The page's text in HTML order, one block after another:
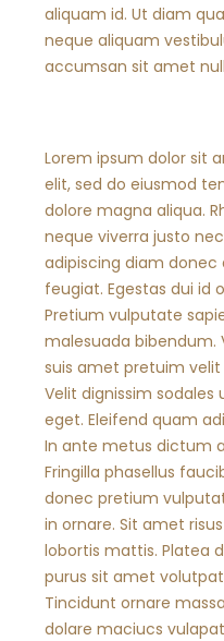
aliquam id. Ut diam
neque aliquam
accumsan sit amet
Lorem ipsum dolor sit
elit, sed do eiusmod
dolore magna aliqua.
neque viverra justo
adipiscing diam donec
feugiat. Egestas dui id
Pretium vulputate
malesuada bibendum.
suis amet pretuim velit
Velit dignissim
eget. Eleifend quam
In ante metus dictum
Fringilla phasellus
donec pretium
in ornare. Sit amet
lobortis mattis. Platea
purus sit amet
Tincidunt ornare
dolare maciucs